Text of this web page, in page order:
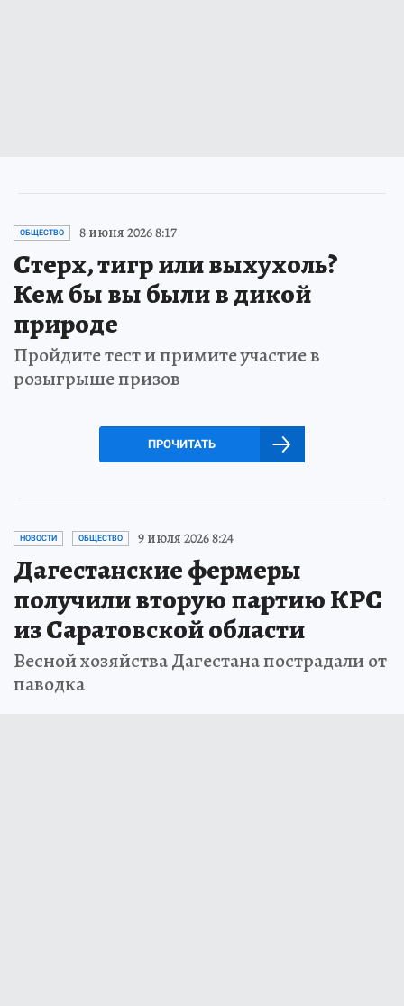
ОБЩЕСТВО 8 июня 2026 8:17
Стерх, тигр или выхухоль?
Кем бы вы были в дикой
природе
Пройдите тест и примите участие в
розыгрыше призов
ПРОЧИТАТЬ
НОВОСТИ ОБЩЕСТВО 9 июля 2026 8:24
Дагестанские фермеры
получили вторую партию КРС
из Саратовской области
Весной хозяйства Дагестана пострадали от
паводка